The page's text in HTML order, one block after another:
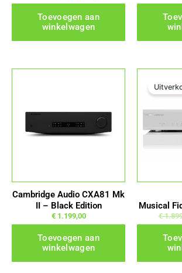
Toevoegen aan
winkelwagen
Cambridge Audio CXA81 Mk
II – Black Edition
€1.199,00
Toevoegen aan
winkelwagen
Musical
€